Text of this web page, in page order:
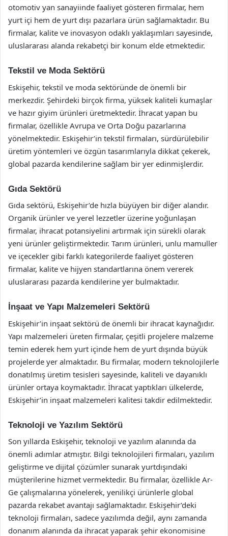
otomotiv yan sanayiinde faaliyet gösteren firmalar, hem
yurt içi hem de yurt dışı pazarlara ürün sağlamaktadır. Bu
firmalar, kalite ve inovasyon odaklı yaklaşımları sayesinde,
uluslararası alanda rekabetçi bir konum elde etmektedir.
Tekstil ve Moda Sektörü
Eskişehir, tekstil ve moda sektöründe de önemli bir
merkezdir. Şehirdeki birçok firma, yüksek kaliteli kumaşlar
ve hazır giyim ürünleri üretmektedir. İhracat yapan bu
firmalar, özellikle Avrupa ve Orta Doğu pazarlarına
yönelmektedir. Eskişehir’in tekstil firmaları, sürdürülebilir
üretim yöntemleri ve özgün tasarımlarıyla dikkat çekerek,
global pazarda kendilerine sağlam bir yer edinmişlerdir.
Gıda Sektörü
Gıda sektörü, Eskişehir’de hızla büyüyen bir diğer alandır.
Organik ürünler ve yerel lezzetler üzerine yoğunlaşan
firmalar, ihracat potansiyelini artırmak için sürekli olarak
yeni ürünler geliştirmektedir. Tarım ürünleri, unlu mamuller
ve içecekler gibi farklı kategorilerde faaliyet gösteren
firmalar, kalite ve hijyen standartlarına önem vererek
uluslararası pazarda kendilerine yer bulmaktadır.
İnşaat ve Yapı Malzemeleri Sektörü
Eskişehir’in inşaat sektörü de önemli bir ihracat kaynağıdır.
Yapı malzemeleri üreten firmalar, çeşitli projelere malzeme
temin ederek hem yurt içinde hem de yurt dışında büyük
projelerde yer almaktadır. Bu firmalar, modern teknolojilerle
donatılmış üretim tesisleri sayesinde, kaliteli ve dayanıklı
ürünler ortaya koymaktadır. İhracat yaptıkları ülkelerde,
Eskişehir’in inşaat malzemeleri kalitesi takdir edilmektedir.
Teknoloji ve Yazılım Sektörü
Son yıllarda Eskişehir, teknoloji ve yazılım alanında da
önemli adımlar atmıştır. Bilgi teknolojileri firmaları, yazılım
geliştirme ve dijital çözümler sunarak yurtdışındaki
müşterilerine hizmet vermektedir. Bu firmalar, özellikle Ar-
Ge çalışmalarına yönelerek, yenilikçi ürünlerle global
pazarda rekabet avantajı sağlamaktadır. Eskişehir’deki
teknoloji firmaları, sadece yazılımda değil, aynı zamanda
donanım alanında da ihracat yaparak şehir ekonomisine